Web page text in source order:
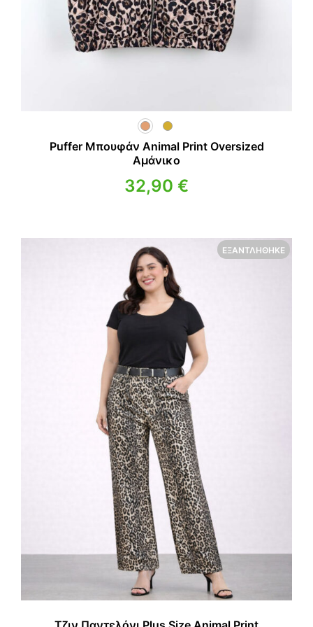
Puffer Μπουφάν Animal Print Oversized
Αμάνικο
32,90 €
ΕΞΑΝΤΛΉΘΗΚΕ